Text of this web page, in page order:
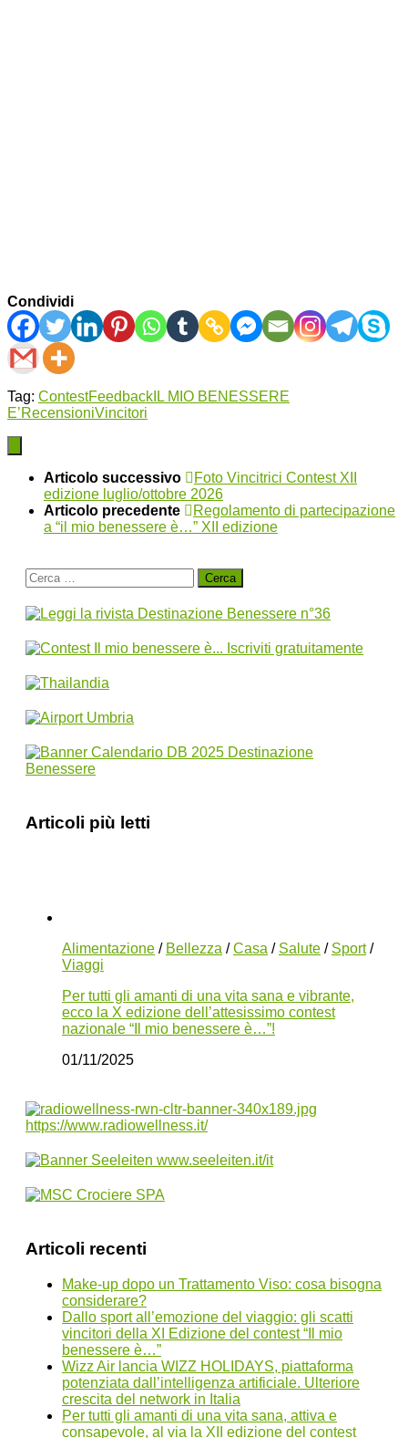
Condividi
Tag: ContestFeedback IL MIO BENESSERE
E’RecensioniVincitori
Articolo successivo
Foto Vincitrici Contest XII
edizione luglio/ottobre 2026
Articolo precedente
Regolamento di partecipazione
a “il mio benessere è…” XII edizione
Ricerca
per:
Articoli più letti
Alimentazione / Bellezza /Casa / Salute / Sport/
Viaggi
Per tutti gli amanti di una vita sana e vibrante,
ecco la X edizione dell’attesissimo contest
nazionale “Il mio benessere è…”!
01/11/2025
Articoli recenti
Make-up dopo un Trattamento Viso: cosa bisogna
considerare?
Dallo sport all’emozione del viaggio: gli scatti
vincitori della XI Edizione del contest “Il mio
benessere è…”
Wizz Air lancia WIZZ HOLIDAYS, piattaforma
potenziata dall’intelligenza artificiale. Ulteriore
crescita del network in Italia
Per tutti gli amanti di una vita sana, attiva e
consapevole, al via la XII edizione del contest